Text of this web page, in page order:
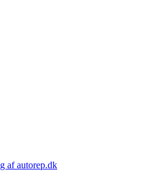
af autorep.dk